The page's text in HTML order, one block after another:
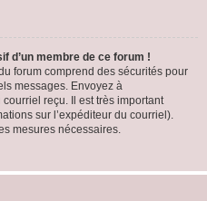
d’un membre de ce forum !
forum comprend des sécurités pour
messages. Envoyez à
reçu. Il est très important
sur l’expéditeur du courriel).
mesures nécessaires.